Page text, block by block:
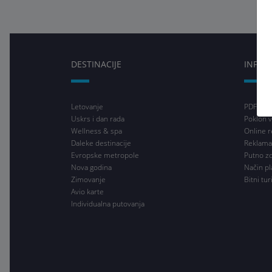
DESTINACIJE
Letovanje
Uskrs i dan rada
Wellness & spa
Daleke destinacije
Evropske metropole
Nova godina
Zimovanje
Avio karte
Individualna putovanja
INFO
PDF
Poklon
Online
Putno
Način
Bitni